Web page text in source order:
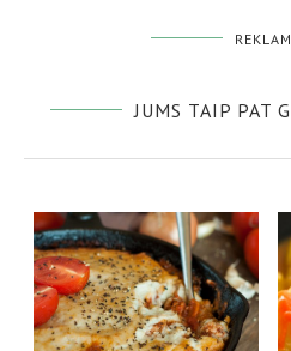
JUMS TAIP PAT